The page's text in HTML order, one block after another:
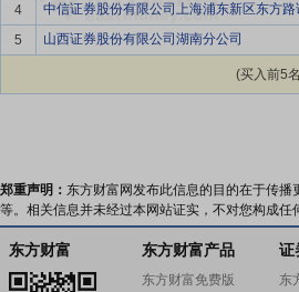
4
中信证券股份有限公司上海浦东新区东方
5
山西证券股份有限公司湖南分公司
(买入前5
郑重声明： 东方财富网发布此信息的目的在于传
等。相关信息并未经过本网站证实，不对您构成